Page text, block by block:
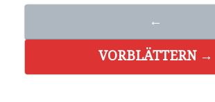
←
VORBLÄTTERN →